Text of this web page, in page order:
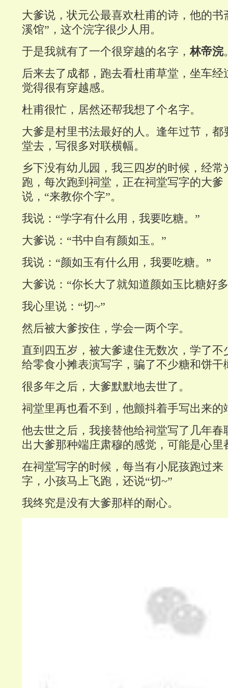
大爹说，状元公最喜欢杜甫的诗，他的书
溪馆”，这个浣字很少人用。
于是我就有了一个很穿越的名字，林帝浣
后来去了成都，跑去看杜甫草堂，坐车
觉得很有穿越感。
杜甫很忙，居然还帮我想了个名字。
大爹是村里书法最好的人。逢年过节，都
堂去，写很多对联横幅。
乡下没有幼儿园，我三四岁的时候，经常
跑，每次跑到祠堂，正在祠堂写字的大爹
说，“来教你个字”。
我说：“学字有什么用，我要吃糖。”
大爹说：“书中自有颜如玉。”
我说 ： “颜如玉有什么用，我要吃糖。”
大爹说 ： “你长大了就知道颜如玉比糖好
我心里说：“切~”
然后被大爹按住，学会一两个字。
直到四五岁，被大爹逮住无数次，学了不
给零食小摊表演写字，骗了不少糖和饼干
很多年之后，大爹默默地去世了。
祠堂里再也看不到，他颤抖着手写出来的
他去世之后，我接替他给祠堂写了几年春
出大爹那种端庄肃穆的感觉，可能是心里
在祠堂写字的时候，每当有小屁孩跑过来
字，小孩马上飞跑，还说“切~”
我终究是没有大爹那样的耐心。